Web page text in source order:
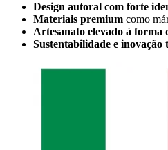
Design autoral com forte
Materiais premium como
Artesanato elevado à forma
Sustentabilidade e inovação